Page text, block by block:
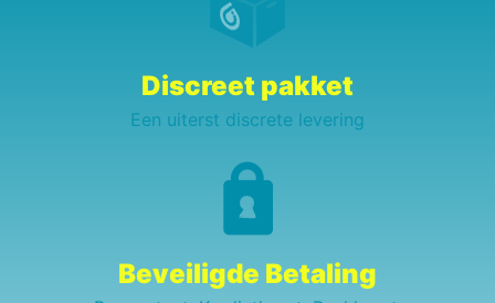
Discreet pakket
Een uiterst discrete levering
Beveiligde Betaling